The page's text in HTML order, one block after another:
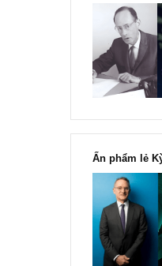
Chu kỳ
đông đối